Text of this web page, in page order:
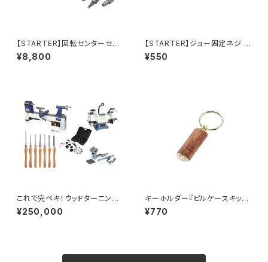
【STARTER】回転センターセッ
ト（テーパーサイズMT2）
¥8,800
【STARTER】ジョー固定ネジ 8
本セット V1用
¥550
これで完ペキ！ウッドターニング
コンプリートセット 木工旋盤 1
420VDA 木製ハンドル
¥250,000
キーホルダー『ピルケースキッ
ト』ネジ蓋式小物入れ
¥770